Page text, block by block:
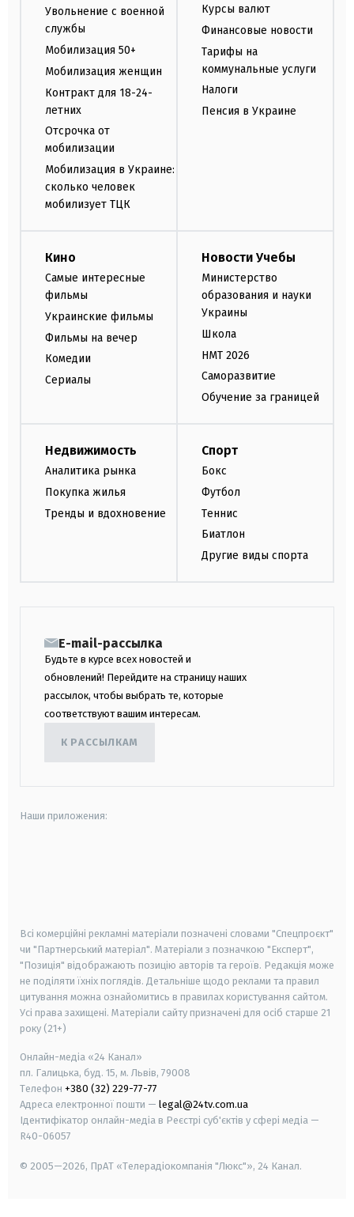
Увольнение с военной
службы
Мобилизация 50+
Мобилизация женщин
Контракт для 18-24-
летних
Отсрочка от
мобилизации
Мобилизация в Украине:
сколько человек
мобилизует ТЦК
Курсы валют
Финансовые новости
Тарифы на
коммунальные услуги
Налоги
Пенсия в Украине
Кино
Самые интересные
фильмы
Украинские фильмы
Фильмы на вечер
Комедии
Сериалы
Новости Учебы
Министерство
образования и науки
Украины
Школа
НМТ 2026
Саморазвитие
Обучение за границей
Недвижимость
Аналитика рынка
Покупка жилья
Тренды и вдохновение
Спорт
Бокс
Футбол
Теннис
Биатлон
Другие виды спорта
E-mail-рассылка
Будьте в курсе всех новостей и
обновлений! Перейдите на страницу наших
рассылок, чтобы выбрать те, которые
соответствуют вашим интересам.
К РАССЫЛКАМ
Наши приложения:
Всі комерційні рекламні матеріали позначені словами "Спецпроєкт"
чи "Партнерський матеріал". Матеріали з позначкою "Експерт",
"Позиція" відображають позицію авторів та героїв. Редакція може
не поділяти їхніх поглядів. Детальніше щодо реклами та правил
цитування можна ознайомитись в правилах користування сайтом.
Усі права захищені. Матеріали сайту призначені для осіб старше 21
року (21+)
Онлайн-медіа «24 Канал»
пл. Галицька, буд. 15, м. Львів, 79008
Телефон +380 (32) 229-77-77
Адреса електронної пошти — legal@24tv.com.ua
Ідентифікатор онлайн-медіа в Реєстрі суб'єктів у сфері медіа —
R40-06057
© 2005—2026, ПрАТ «Телерадіокомпанія "Люкс"», 24 Канал.